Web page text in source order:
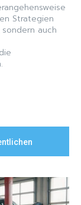
Strategien
auch